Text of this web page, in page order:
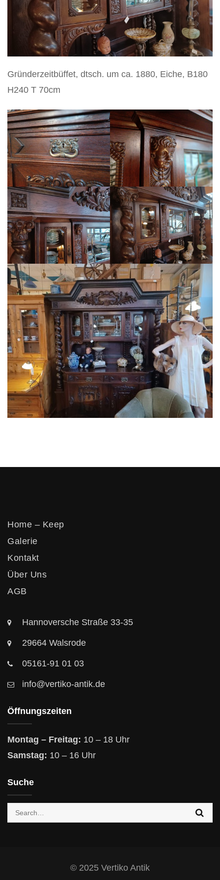
Vertikos
Gründerzeitbüffet, dtsch. um ca. 1880, Eiche, B180
H240 T 70cm
Home – Keep
Galerie
Kontakt
Über Uns
AGB
Hannoversche Straße 33-35
29664 Walsrode
05161-91 01 03
info@vertiko-antik.de
Öffnungszeiten
Montag – Freitag: 10 – 18 Uhr
Samstag: 10 – 16 Uhr
Suche
Search
© 2025 Vertiko Antik